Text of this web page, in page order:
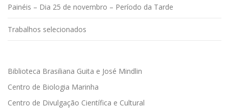
Painéis – Dia 25 de novembro – Período da Tarde
Trabalhos selecionados
Biblioteca Brasiliana Guita e José Mindlin
Centro de Biologia Marinha
Centro de Divulgação Científica e Cultural